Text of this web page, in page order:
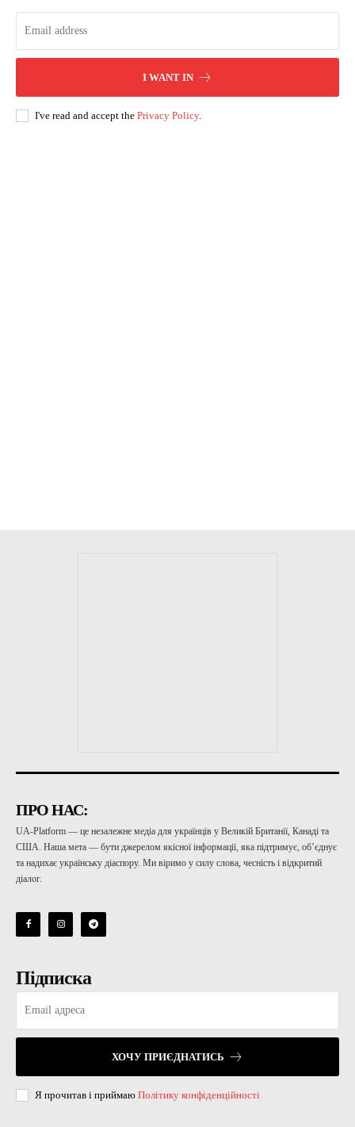
I WANT IN
I've read and accept the Privacy Policy.
ПРО НАС:
UA-Platform — це незалежне медіа для українців у Великій Британії, Канаді та
США. Наша мета — бути джерелом якісної інформації, яка підтримує, об’єднує
та надихає українську діаспору. Ми віримо у силу слова, чесність і відкритий
діалог.
Підписка
ХОЧУ ПРИЄДНАТИСЬ
Я прочитав і приймаю Політику конфіденційності